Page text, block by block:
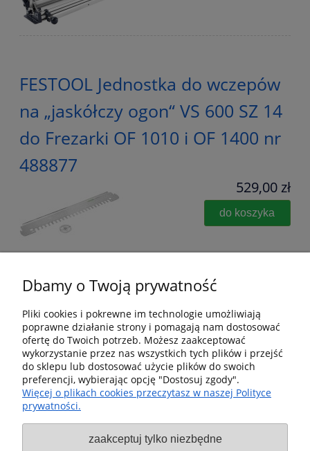
FESTOOL Jednostka do wczepów
na „jaskółczy ogon“ VS 600 SZ 14
do Frezarki OF 1010 i OF 1400 nr
488877
529,00 zł
do koszyka
Pomoc
Dostawa i dostawa
Moje konto
Gwarancja i zwroty
Dbamy o Twoją prywatność
Pliki cookies i pokrewne im technologie umożliwiają
poprawne działanie strony i pomagają nam dostosować
ofertę do Twoich potrzeb. Możesz zaakceptować
wykorzystanie przez nas wszystkich tych plików i przejść
do sklepu lub dostosować użycie plików do swoich
preferencji, wybierając opcję "Dostosuj zgody".
Więcej o plikach cookies przeczytasz w naszej Polityce
prywatności.
zaakceptuj tylko niezbędne